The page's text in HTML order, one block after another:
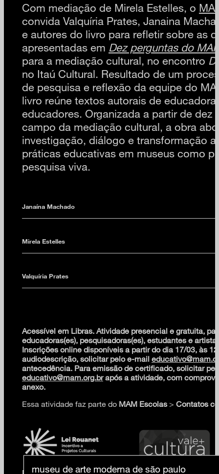
Com mediação de Mirela Estelles, o
convida Valquíria Prates, Janaina
e autores do livro para refletir sobre as
apresentadas em Dez perguntas do
para a mediação cultural, no encontro
no Itaú Cultural. Resultado de um
de pesquisa e reflexão da equipe do
livro reúne textos autorais de
educadores. Organizada a partir de dez
campo da mediação cultural, a obra
investigação, diálogo e transformação
práticas educativas em museus como
pesquisa viva.
Janaína Machado
Mirela Estelles
Valquíria Prates
Acessível em Libras. Atividade presencial e gratuita,
educadoras(es), pesquisadoras(es), estudantes e
Inscrições online disponíveis a partir do dia 17/03, às
audiodescrição, solicitar pelo e-mail
antecedência. Para emissão de certificado, solicitar
educativo@mam.org.brapós a atividade, com
anexo.
Essa atividade faz parte do MAM Escolas> Contatos
patrocínio
museu de arte moderna de são paulo